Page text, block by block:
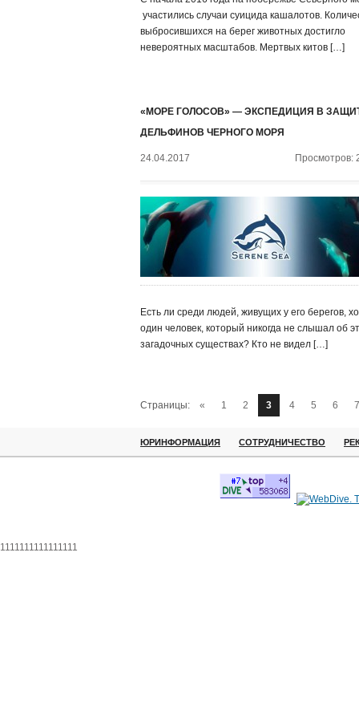
участились случаи суицида кашалотов.
выбросившихся на берег животных достигло
невероятных масштабов. Мертвых китов […]
«МОРЕ ГОЛОСОВ» — ЭКСПЕДИЦИЯ В
ДЕЛЬФИНОВ ЧЕРНОГО МОРЯ
24.04.2017 Просмотров:
Есть ли среди людей, живущих у его берегов,
один человек, который никогда не слышал об
загадочных существах? Кто не видел […]
Страницы: « 1 2 3 4 5 6 7
ЮРИНФОРМАЦИЯ СОТРУДНИЧЕСТВО
1111111111111111